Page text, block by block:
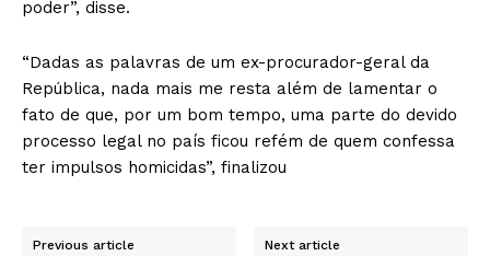
poder”, disse.
“Dadas as palavras de um ex-procurador-geral da
República, nada mais me resta além de lamentar o
fato de que, por um bom tempo, uma parte do devido
processo legal no país ficou refém de quem confessa
ter impulsos homicidas”, finalizou
Previous article Next article